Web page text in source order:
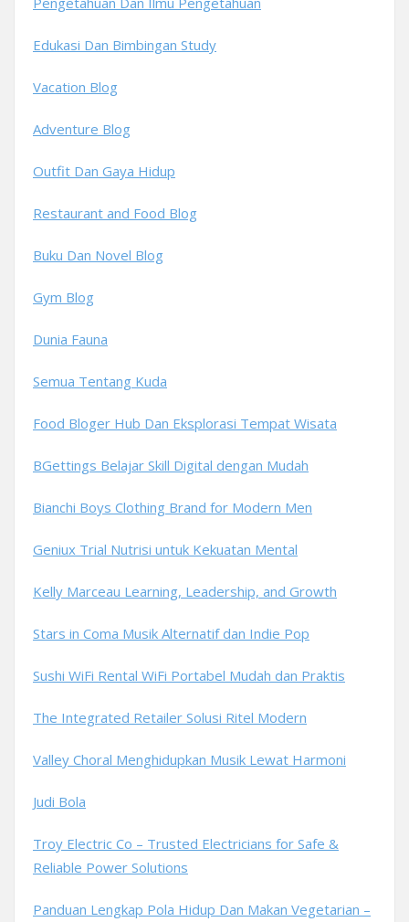
Edukasi Dan Bimbingan Study
Vacation Blog
Adventure Blog
Outfit Dan Gaya Hidup
Restaurant and Food Blog
Buku Dan Novel Blog
Gym Blog
Dunia Fauna
Semua Tentang Kuda
Food Bloger Hub Dan Eksplorasi Tempat Wisata
BGettings Belajar Skill Digital dengan Mudah
Bianchi Boys Clothing Brand for Modern Men
Geniux Trial Nutrisi untuk Kekuatan Mental
Kelly Marceau Learning, Leadership, and Growth
Stars in Coma Musik Alternatif dan Indie Pop
Sushi WiFi Rental WiFi Portabel Mudah dan Praktis
The Integrated Retailer Solusi Ritel Modern
Valley Choral Menghidupkan Musik Lewat Harmoni
Judi Bola
Troy Electric Co – Trusted Electricians for Safe &
Reliable Power Solutions
Panduan Lengkap Pola Hidup Dan Makan Vegetarian –